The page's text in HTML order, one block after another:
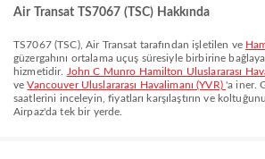
Air Transat TS7067 (TSC) Hakkında
TS7067(TSC), Air Transat tarafından işletilen ve
güzergahını ortalama uçuş süresiyle birbirine
hizmetidir.
John C Munro Hamilton Uluslararası
veVancouver Uluslararası Havalimanı (YVR)'a iner.
saatlerini inceleyin, fiyatları karşılaştırın ve
Airpaz'da tek bir yerde.